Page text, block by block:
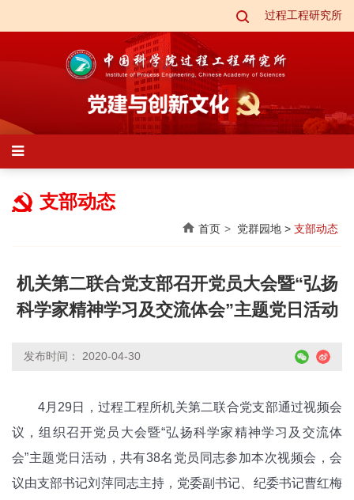
过程工程研究所
支部动态
首页 党群园地 > 支部动态
机关第二联合党支部召开党员大会暨“弘扬
科学家精神学习及交流体会”主题党日活动
发布时间： 2020-04-30
4月29日，过程工程所机关第二联合党支部通过视频会
议，组织召开党员大会暨“弘扬科学家精神学习及交流体
会”主题党日活动，共有38名党员同志参加本次视频会，会
议由支部书记刘萍同志主持，党委副书记、纪委书记曹红梅